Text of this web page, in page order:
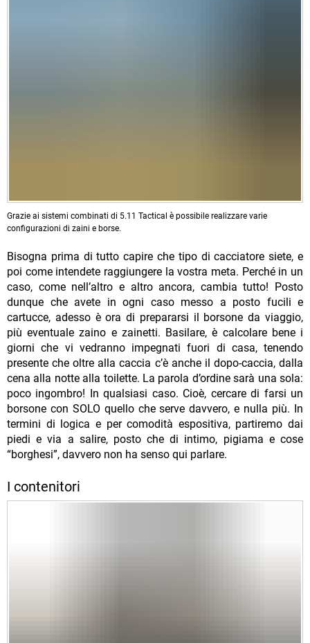
Grazie ai sistemi combinati di 5.11 Tactical è possibile realizzare varie
configurazioni di zaini e borse.
Bisogna prima di tutto capire che tipo di cacciatore siete, e
poi come intendete raggiungere la vostra meta. Perché in un
caso, come nell’altro e altro ancora, cambia tutto! Posto
dunque che avete in ogni caso messo a posto fucili e
cartucce, adesso è ora di prepararsi il borsone da viaggio,
più eventuale zaino e zainetti. Basilare, è calcolare bene i
giorni che vi vedranno impegnati fuori di casa, tenendo
presente che oltre alla caccia c’è anche il dopo-caccia, dalla
cena alla notte alla toilette. La parola d’ordine sarà una sola:
poco ingombro! In qualsiasi caso. Cioè, cercare di farsi un
borsone con SOLO quello che serve davvero, e nulla più. In
termini di logica e per comodità espositiva, partiremo dai
piedi e via a salire, posto che di intimo, pigiama e cose
“borghesi”, davvero non ha senso qui parlare.
I contenitori